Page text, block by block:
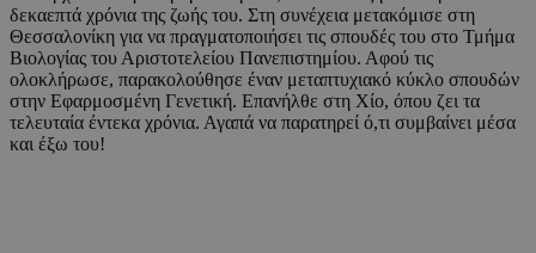
δεκαεπτά χρόνια της ζωής του. Στη συνέχεια μετακόμισε στη
Θεσσαλονίκη για να πραγματοποιήσει τις σπουδές του στο Τμήμα
Βιολογίας του Αριστοτελείου Πανεπιστημίου. Αφού τις
ολοκλήρωσε, παρακολούθησε έναν μεταπτυχιακό κύκλο σπουδών
στην Εφαρμοσμένη Γενετική. Επανήλθε στη Χίο, όπου ζει τα
τελευταία έντεκα χρόνια. Αγαπά να παρατηρεί ό,τι συμβαίνει μέσα
και έξω του!